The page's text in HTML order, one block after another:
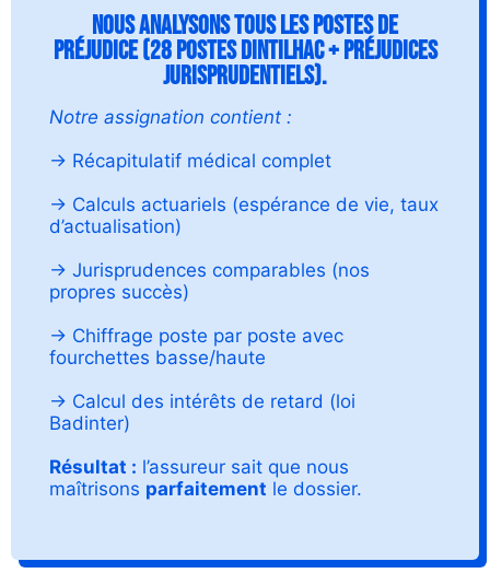
Nous analysons tous les postes de
préjudice (28 postes Dintilhac + préjudices
jurisprudentiels).
Notre assignation contient :
→ Récapitulatif médical complet
→ Calculs actuariels (espérance de vie, taux
d’actualisation)
→ Jurisprudences comparables (nos
propres succès)
→ Chiffrage poste par poste avec
fourchettes basse/haute
→ Calcul des intérêts de retard (loi
Badinter)
Résultat : l’assureur sait que nous
maîtrisons parfaitement le dossier.